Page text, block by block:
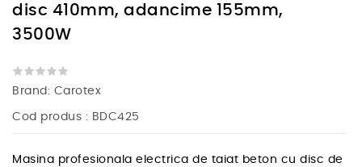
disc 410mm, adancime 155mm,
3500W
Brand: Carotex
Cod produs : BDC425
Masina profesionala electrica de taiat beton cu disc de